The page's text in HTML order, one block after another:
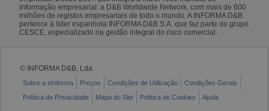
informação empresarial: a D&B Worldwide Network, com mais de 600
milhões de registos empresariais de todo o mundo. A INFORMA D&B
pertence à líder espanhola INFORMA D&B S.A. que faz parte do grupo
CESCE, especializado na gestão integral do risco comercial.
© INFORMA D&B, Lda
Sobre a eInforma Preços Condições de Utilização
Condições Gerais
Política de Privacidade
Mapa do Site Política de Cookies Ajuda